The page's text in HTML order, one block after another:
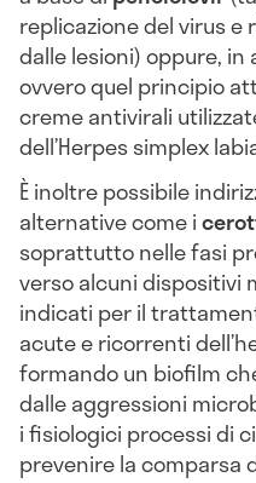
replicazione del virus e
dalle lesioni) oppure, in
ovvero quel principio
creme antivirali
dell’Herpes simplex
È inoltre possibile
alternative come i
soprattutto nelle fasi
verso alcuni dispositivi
indicati per il
acute e ricorrenti
formando un biofilm
dalle aggressioni
i fisiologici processi di
prevenire la comparsa